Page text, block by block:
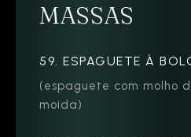
MASSAS
59. ESPAGUETE À
(espaguete com molho
moida)